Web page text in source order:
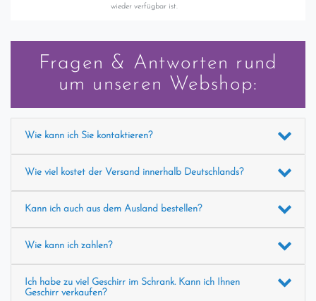
wieder verfügbar ist.
Fragen & Antworten rund
um unseren Webshop:
Wie kann ich Sie kontaktieren?
Wie viel kostet der Versand innerhalb Deutschlands?
Kann ich auch aus dem Ausland bestellen?
Wie kann ich zahlen?
Ich habe zu viel Geschirr im Schrank. Kann ich Ihnen
Geschirr verkaufen?